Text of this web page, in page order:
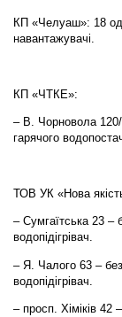
КП «Челуаш»: 18
навантажувачі.
КП «ЧТКЕ»:
– В. Чорновола
гарячого
ТОВ УК «Нова
– Сумгаїтська 23 –
водопідігрівач.
– Я. Чалого 63 –
водопідігрівач.
– просп. Хіміків 42